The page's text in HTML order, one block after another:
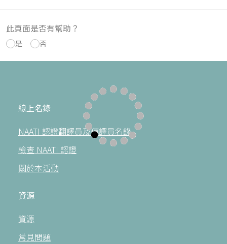
此頁面是否有幫助？
是 否
線上名錄
NAATI 認證翻譯員及傳譯員名錄
檢查 NAATI 認證
關於本活動
資源
資源
常見問題